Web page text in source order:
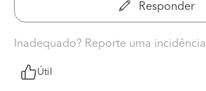
Responder
Inadequado? Reporte uma incidência
Útil